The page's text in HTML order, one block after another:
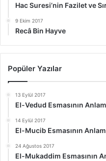
Hac Suresi’nin Fazilet ve
9 Ekim 2017
Recâ Bin Hayve
Popüler Yazılar
13 Eylül 2017
El-Vedud Esmasının
14 Eylül 2017
El-Mucib Esmasının
24 Ağustos 2017
El-Mukaddim Esmasının